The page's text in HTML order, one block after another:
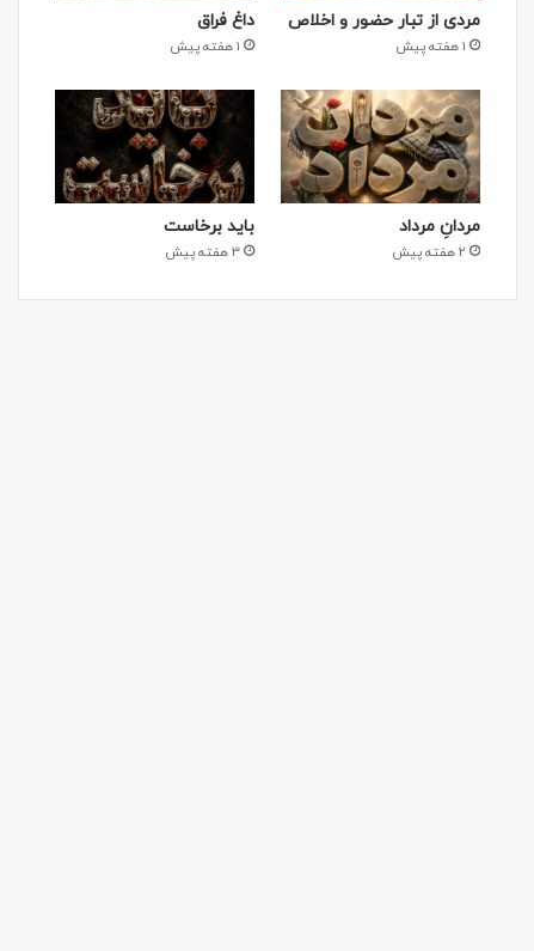
مردی از تبار حضور و اخلاص
1 هفته پیش
داغ فراق
1 هفته پیش
مردانِ مرداد
2 هفته پیش
باید برخاست
3 هفته پیش